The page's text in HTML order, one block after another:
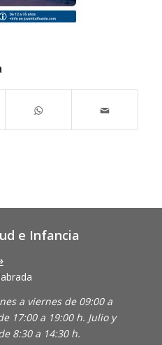
e Infancia
a viernes de 09:00 a
17:00 a 19:00 h. Julio y
8:30 a 14:30 h.